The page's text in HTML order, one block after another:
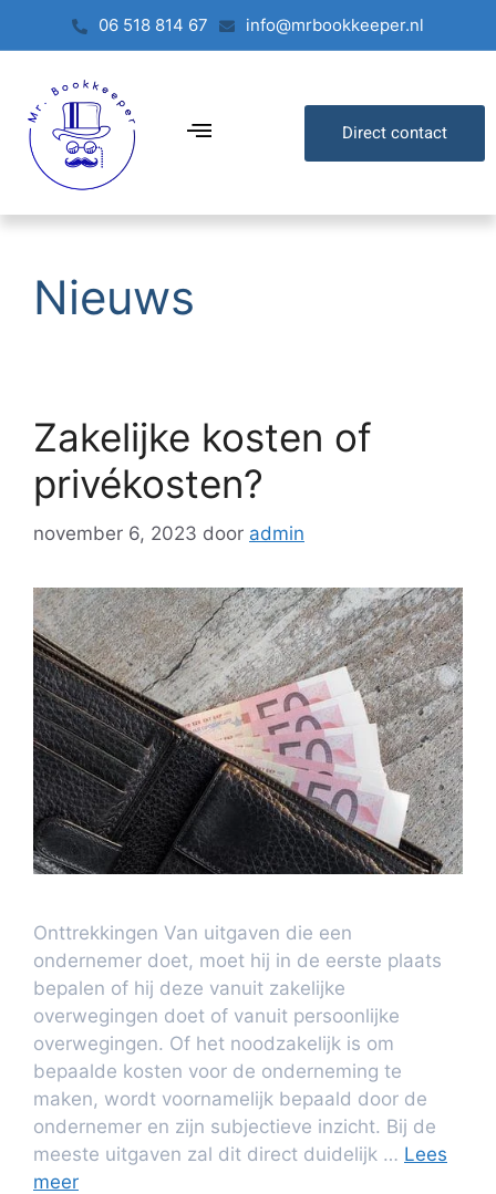
06 518 814 67 info@mrbookkeeper.nl
Direct contact
Nieuws
Zakelijke kosten of
privékosten?
november 6, 2023 door admin
Onttrekkingen Van uitgaven die een
ondernemer doet, moet hij in de eerste plaats
bepalen of hij deze vanuit zakelijke
overwegingen doet of vanuit persoonlijke
overwegingen. Of het noodzakelijk is om
bepaalde kosten voor de onderneming te
maken, wordt voornamelijk bepaald door de
ondernemer en zijn subjectieve inzicht. Bij de
meeste uitgaven zal dit direct duidelijk … Lees
meer